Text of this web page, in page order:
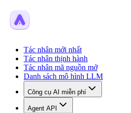
Tác nhân mới nhất
Tác nhân thịnh hành
Tác nhân mã nguồn mở
Danh sách mô hình LLM
Công cụ AI miễn phí
Agent API